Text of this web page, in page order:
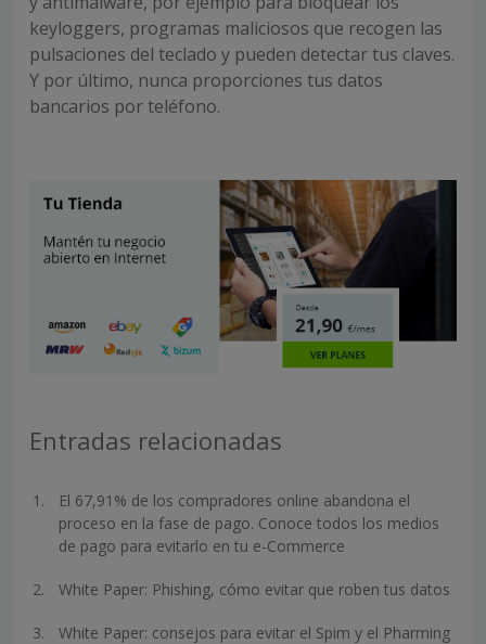
keyloggers, programas maliciosos que recogen las
pulsaciones del teclado y pueden detectar tus claves.
Y por último, nunca proporciones tus datos
bancarios por teléfono.
Entradas relacionadas
El 67,91% de los compradores online abandona el
proceso en la fase de pago. Conoce todos los medios
de pago para evitarlo en tu e-Commerce
White Paper: Phishing, cómo evitar que roben tus datos
White Paper: consejos para evitar el Spim y el Pharming